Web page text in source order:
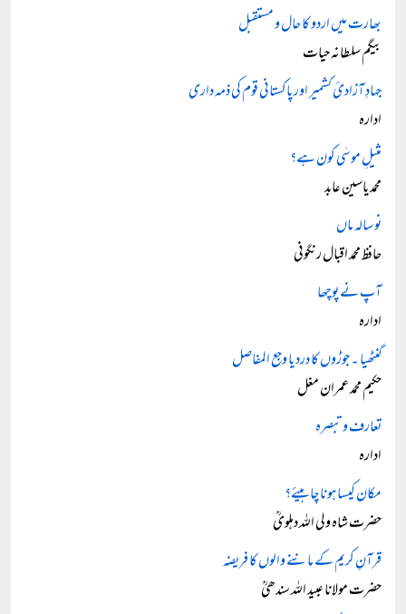
بھارت میں اردو کا حال و مستقبل
بیگم سلطانہ حیات
جہادِ آزادیٔ کشمیر اور پاکستانی قوم کی ذمہ داری
ادارہ
مثیلِ موسٰی کون ہے؟
محمد یاسین عابد
نو سالہ ماں
حافظ محمد اقبال رنگونی
آپ نے پوچھا
ادارہ
گنٹھیا ۔ جوڑوں کا درد یا وجع المفاصل
حکیم محمد عمران مغل
تعارف و تبصرہ
ادارہ
مکان کیسا ہونا چاہیئے؟
حضرت شاہ ولی اللہ دہلویؒ
قرآنِ کریم کے ماننے والوں کا فریضہ
حضرت مولانا عبید اللہ سندھیؒ